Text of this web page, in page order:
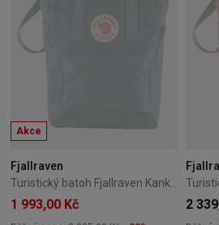
Akce
Fjallraven
1 993,00 Kč 2